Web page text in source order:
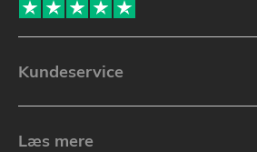
Kundeservice
Læs mere